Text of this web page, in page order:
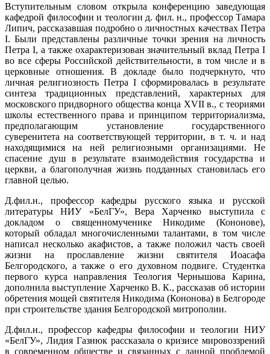
Вступительным словом открыла конференцию заведующая
кафедрой философии и теологии д. фил. н., профессор Тамара
Липич, рассказавшая подробно о личностных качествах Петра
I. Были представлены различные точки зрения на личность
Петра I, а также охарактеризован значительный вклад Петра I
во все сферы Российской действительности, в том числе и в
церковные отношения. В докладе было подчеркнуто, что
личная религиозность Петра I сформировалась в результате
синтеза традиционных представлений, характерных для
московского придворного общества конца XVII в., с теориями
школы естественного права и принципом территориализма,
предполагающим установление государственного
суверенитета на соответствующей территории, в т. ч. и над
находящимися на ней религиозными организациями. Не
спасение душ в результате взаимодействия государства и
церкви, а благополучная жизнь подданных становилась его
главной целью.
Д.фил.н., профессор кафедры русского языка и русской
литературы НИУ «БелГУ», Вера Харченко выступила с
докладом о священномученике Никодиме (Кононове),
который обладал многочисленными талантами, в том числе
написал несколько акафистов, а также положил часть своей
жизни на прославление жизни святителя Иоасафа
Белгородского, а также о его духовном подвиге. Студентка
первого курса направления Теология Чернышова Карина,
дополнила выступление Харченко В. К., рассказав об истории
обретения мощей святителя Никодима (Кононова) в Белгороде
при строительстве здания Белгородской митрополии.
Д.фил.н., профессор кафедры философии и теологии НИУ
«БелГУ», Лидия Газнюк рассказала о кризисе мировоззрений
в современном обществе и связанных с данной проблемой